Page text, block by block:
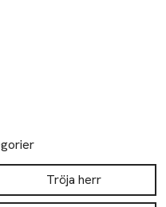
Tröja herr